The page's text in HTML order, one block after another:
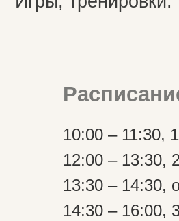
10:00 – 11:30,
12:00 – 13:30,
13:30 – 14:30,
14:30 – 16:00,